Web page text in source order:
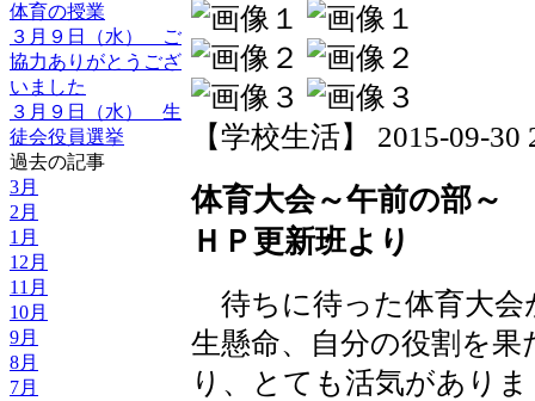
体育の授業
３月９日（水） ご
協力ありがとうござ
いました
３月９日（水） 生
徒会役員選挙
過去の記事
3月
2月
1月
12月
11月
10月
9月
8月
7月
【学校生活】 2015-09-30
体育大会～午前の部～
ＨＰ更新班より
待ちに待った体育大会
生懸命、自分の役割を
り、とても活気があり